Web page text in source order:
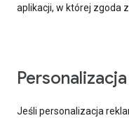
aplikacji, w której zgoda
Jeśli personalizacja